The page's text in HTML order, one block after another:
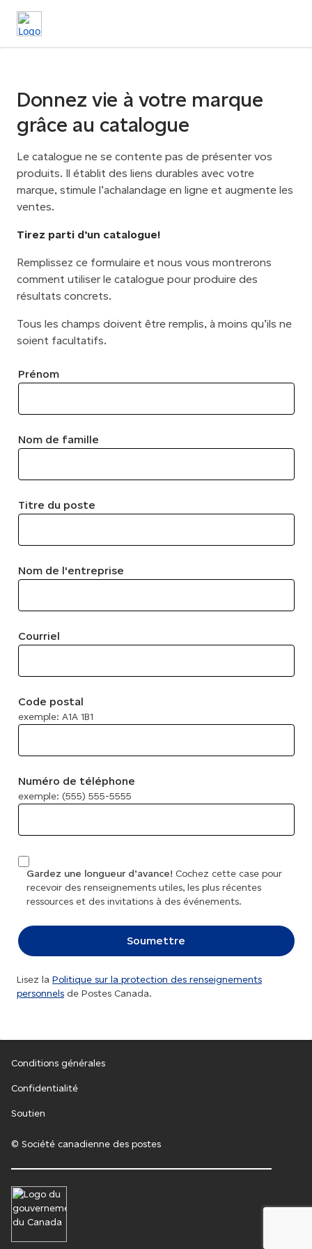
Donnez vie à votre marque
grâce au catalogue
Le catalogue ne se contente pas de présenter vos
produits. Il établit des liens durables avec votre
marque, stimule l’achalandage en ligne et augmente les
ventes.
Tirez parti d’un catalogue!
Remplissez ce formulaire et nous vous montrerons
comment utiliser le catalogue pour produire des
résultats concrets.
Tous les champs doivent être remplis, à moins qu’ils ne
soient facultatifs.
Prénom
Nom de famille
Titre du poste
Nom de l'entreprise
Courriel
Code postal
exemple: A1A 1B1
Numéro de téléphone
exemple: (555) 555-5555
Gardez une longueur d’avance! Cochez cette case pour
recevoir des renseignements utiles, les plus récentes
ressources et des invitations à des événements.
Lisez la Politique sur la protection des renseignements
personnels de Postes Canada.
Conditions générales
Confidentialité
Soutien
© Société canadienne des postes